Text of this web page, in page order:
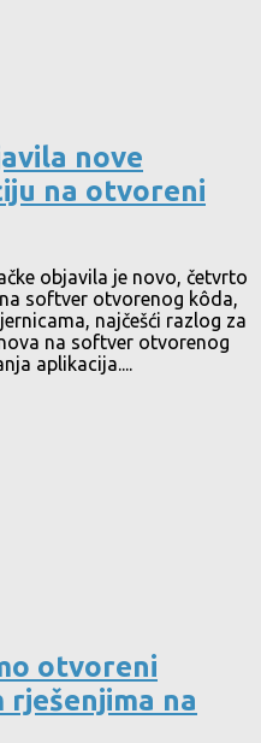
nove
na otvoreni
objavila je novo, četvrto
softver otvorenog kôda,
najčešći razlog za
na softver otvorenog
aplikacija....
otvoreni
na